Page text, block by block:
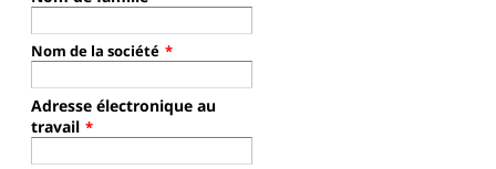
Nom de la société *
Adresse électronique au
travail *